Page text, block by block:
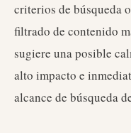
criterios de búsqueda
filtrado de contenido
sugiere una posible
alto impacto e
alcance de búsqueda